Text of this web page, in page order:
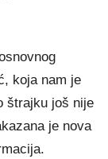
koja nam je
štrajku još nije
je nova